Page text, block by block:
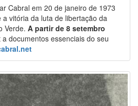
Cabral em 20 de janeiro de 1973
vitória da luta de libertação da
Verde. A partir de 8 setembro
documentos essenciais do seu